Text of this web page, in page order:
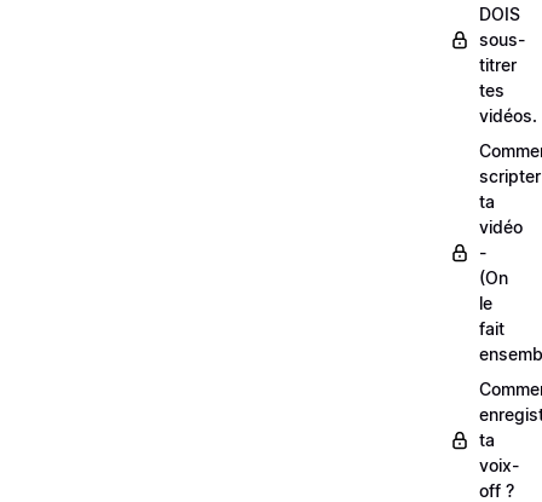
DOIS
sous-
titrer
tes
vidéos.
scripter
ta
vidéo
-
(On
le
fait
ta
voix-
off ?